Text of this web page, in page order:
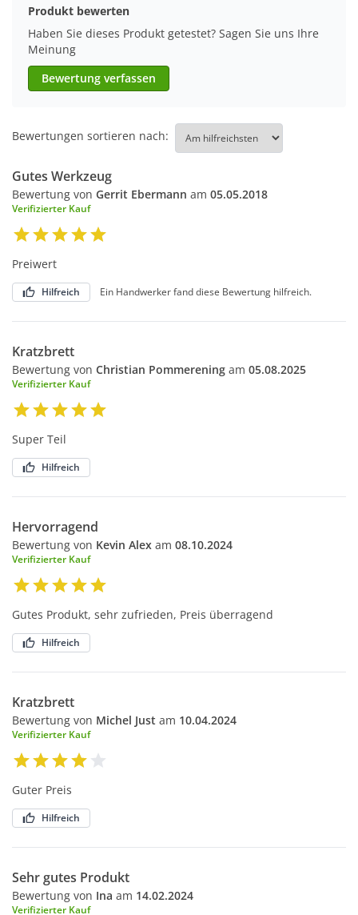
Produkt bewerten
Haben Sie dieses Produkt getestet? Sagen Sie uns Ihre
Meinung
Bewertung verfassen
Bewertungen sortieren nach:
Gutes Werkzeug
Bewertung von Gerrit Ebermann am 05.05.2018
Verifizierter Kauf
Preiwert
Hilfreich Ein Handwerker fand diese Bewertung hilfreich.
Kratzbrett
Bewertung von Christian Pommerening am 05.08.2025
Verifizierter Kauf
Super Teil
Hilfreich
Hervorragend
Bewertung von Kevin Alex am 08.10.2024
Verifizierter Kauf
Gutes Produkt, sehr zufrieden, Preis überragend
Hilfreich
Kratzbrett
Bewertung von Michel Just am 10.04.2024
Verifizierter Kauf
Guter Preis
Hilfreich
Sehr gutes Produkt
Bewertung von Ina am 14.02.2024
Verifizierter Kauf